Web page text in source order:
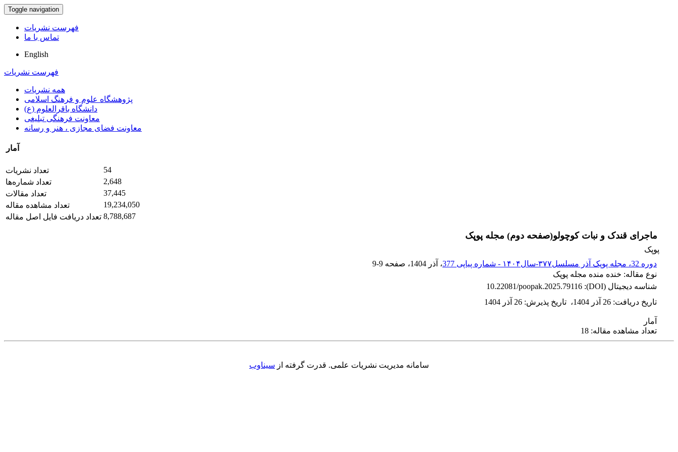
Toggle navigation
فهرست نشریات
تماس با ما
English
فهرست نشریات
همه نشریات
پژوهشگاه علوم و فرهنگ اسلامی
دانشگاه باقرالعلوم (ع)
معاونت فرهنگی تبلیغی
معاونت فضای مجازی ، هنر و رسانه
آمار
تعداد نشریات
54
تعداد شماره‌ها
2,648
تعداد مقالات
37,445
تعداد مشاهده مقاله
19,234,050
تعداد دریافت فایل اصل مقاله 8,788,687
ماجرای قندک و نبات کوچولو(صفحه دوم) مجله پوپک
پوپک
دوره 32، مجله پوپک آذر مسلسل۳۷۷-سال۱۴۰۴ - شماره پیاپی 377
، آذر 1404 ، صفحه 9-9
نوع مقاله: خنده منده مجله پوپک
شناسه دیجیتال (DOI):
10.22081/poopak.2025.79116
تاریخ دریافت: 26 آذر 1404 ، تاریخ پذیرش: 26 آذر 1404
آمار
تعداد مشاهده مقاله: 18
سامانه مدیریت نشریات علمی. قدرت گرفته از سیناوب